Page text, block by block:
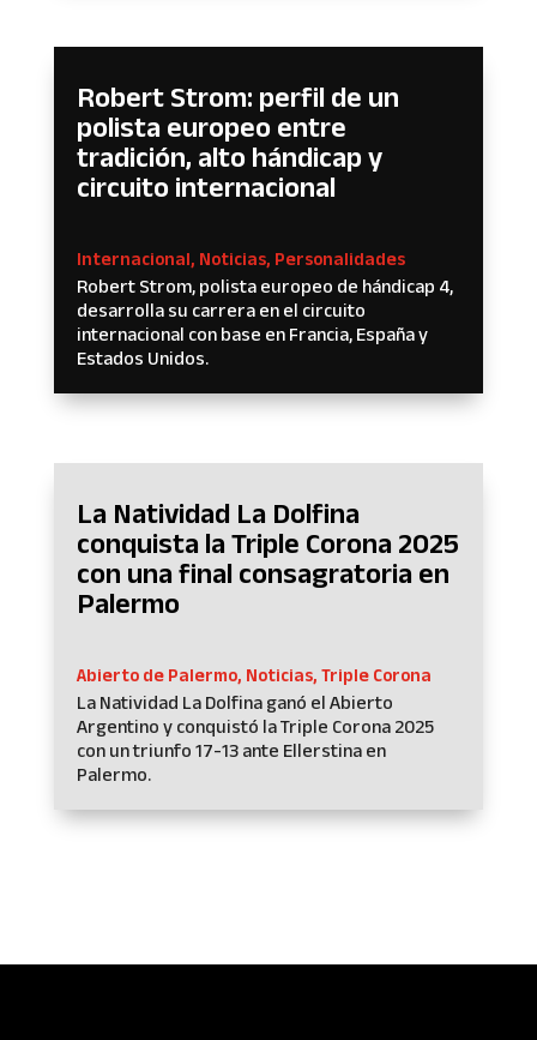
Robert Strom: perfil de un
polista europeo entre
tradición, alto hándicap y
circuito internacional
Internacional, Noticias, Personalidades
Robert Strom, polista europeo de hándicap 4,
desarrolla su carrera en el circuito
internacional con base en Francia, España y
Estados Unidos.
La Natividad La Dolfina
conquista la Triple Corona 2025
con una final consagratoria en
Palermo
Abierto de Palermo, Noticias, Triple Corona
La Natividad La Dolfina ganó el Abierto
Argentino y conquistó la Triple Corona 2025
con un triunfo 17-13 ante Ellerstina en
Palermo.